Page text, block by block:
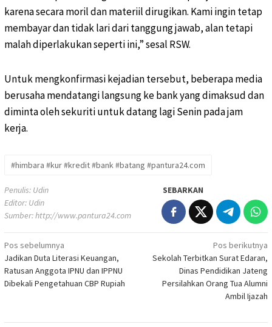
karena secara moril dan materiil dirugikan. Kami ingin tetap
membayar dan tidak lari dari tanggung jawab, alan tetapi
malah diperlakukan seperti ini,” sesal RSW.
Untuk mengkonfirmasi kejadian tersebut, beberapa media
berusaha mendatangi langsung ke bank yang dimaksud dan
diminta oleh sekuriti untuk datang lagi Senin pada jam
kerja.
#himbara #kur #kredit #bank #batang #pantura24.com
Penulis: Udin
Editor: Udin
Sumber:http://www.pantura24.com
SEBARKAN
Navigasi
pos
Pos sebelumnya
Jadikan Duta Literasi Keuangan,
Ratusan Anggota IPNU dan IPPNU
Dibekali Pengetahuan CBP Rupiah
Pos berikutnya
Sekolah Terbitkan Surat Edaran,
Dinas Pendidikan Jateng
Persilahkan Orang Tua Alumni
Ambil Ijazah